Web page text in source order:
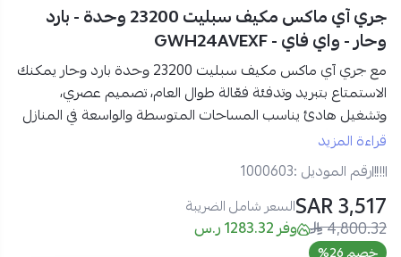
جري آي ماكس مكيف سبليت 23200 وحدة - بارد
وحار - واي فاي - GWH24AVEXF
مع
جري آي ماكس مكيف سبليت 23200 وحدة بارد وحار يمكنك
الاستمتاع بتبريد وتدفئة فعّالة طوال العام، تصميم عصري،
وتشغيل هادئ يناسب المساحات المتوسطة والواسعة في المنازل
والمكاتب. أداءً يعتمد عليه بفضل التحكم عبر الواي فاي، خاصية
التربو، ونظام التنظيف الذاتي، ليمنحك بيئة مثالية في جميع
الفصول.
السعودية:
قراءة المزيد
رقم الموديل :1000603
3,517 SAR السعر شامل الضريبة
4,800.32 وفر 1283.32 ر.س